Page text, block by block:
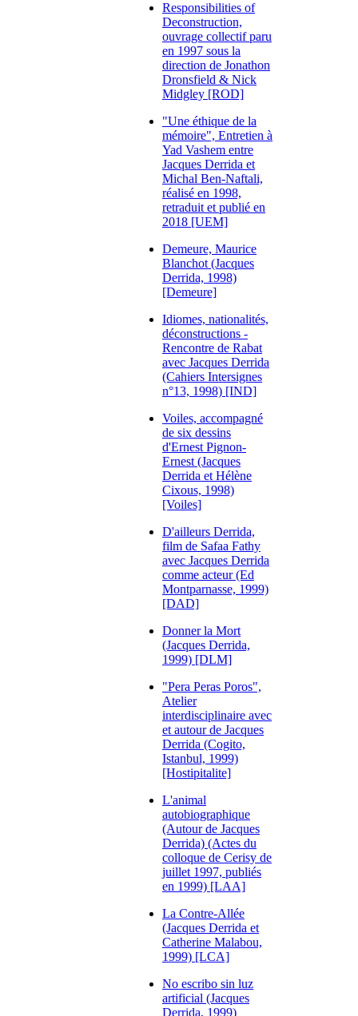
Responsibilities of
Deconstruction,
ouvrage collectif paru
en 1997 sous la
direction de Jonathon
Dronsfield & Nick
Midgley [ROD]
"Une éthique de la
mémoire", Entretien à
Yad Vashem entre
Jacques Derrida et
Michal Ben-Naftali,
réalisé en 1998,
retraduit et publié en
2018 [UEM]
Demeure, Maurice
Blanchot (Jacques
Derrida, 1998)
[Demeure]
Idiomes, nationalités,
déconstructions -
Rencontre de Rabat
avec Jacques Derrida
(Cahiers Intersignes
n°13, 1998) [IND]
Voiles, accompagné
de six dessins
d'Ernest Pignon-
Ernest (Jacques
Derrida et Hélène
Cixous, 1998)
[Voiles]
D'ailleurs Derrida,
film de Safaa Fathy
avec Jacques Derrida
comme acteur (Ed
Montparnasse, 1999)
[DAD]
Donner la Mort
(Jacques Derrida,
1999) [DLM]
"Pera Peras Poros",
Atelier
interdisciplinaire avec
et autour de Jacques
Derrida (Cogito,
Istanbul, 1999)
[Hostipitalite]
L'animal
autobiographique
(Autour de Jacques
Derrida) (Actes du
colloque de Cerisy de
juillet 1997, publiés
en 1999) [LAA]
La Contre-Allée
(Jacques Derrida et
Catherine Malabou,
1999) [LCA]
No escribo sin luz
artificial (Jacques
Derrida, 1999)